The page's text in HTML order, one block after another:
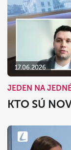
17.06.2026
JEDEN NA
KTO SÚ